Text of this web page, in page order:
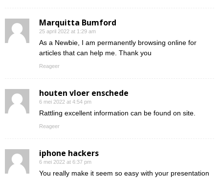
Marquitta Bumford
25 april 2022 at 1:29 am
As a Newbie, I am permanently browsing online for
articles that can help me. Thank you
Reageer
houten vloer enschede
6 mei 2022 at 4:54 pm
Rattling excellent information can be found on site.
Reageer
iphone hackers
6 mei 2022 at 6:37 pm
You really make it seem so easy with your presentation